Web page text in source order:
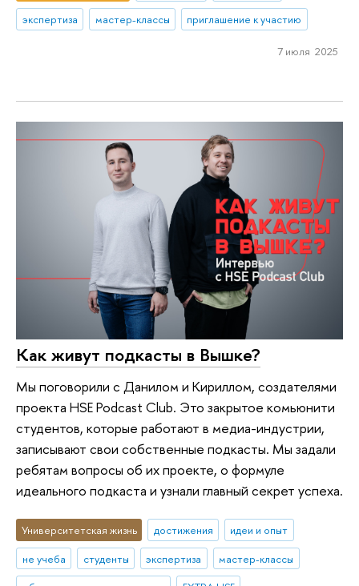
экспертиза
мастер-классы приглашение к участию
7 июля 2025
Как живут подкасты в Вышке?
Мы поговорили с Данилом и Кириллом, создателями
проекта HSE Podcast Club. Это закрытое комьюнити
студентов, которые работают в медиа-индустрии,
записывают свои собственные подкасты. Мы задали
ребятам вопросы об их проекте, о формуле
идеального подкаста и узнали главный секрет успеха.
Университетская жизнь достижения
идеи и опыт
не учеба
студенты экспертиза
мастер-классы